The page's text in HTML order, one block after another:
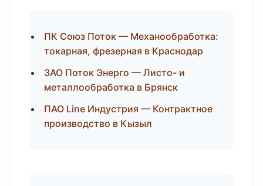
ПК Союз Поток — Механообработка:
токарная, фрезерная в Краснодар
ЗАО Поток Энерго — Листо- и
металлообработка в Брянск
ПАО Line Индустрия — Контрактное
производство в Кызыл